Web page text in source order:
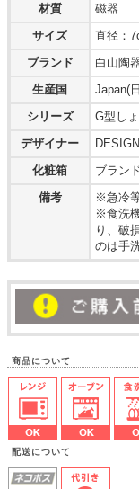
材質
磁器
サイズ
直径：
ブランド
白山陶
生産国
Japan(
シリーズ
G型し
デザイナー
化粧箱
ブラン
備考
※急冷
※食洗
り、破
のは手
商品について
配送について ラ